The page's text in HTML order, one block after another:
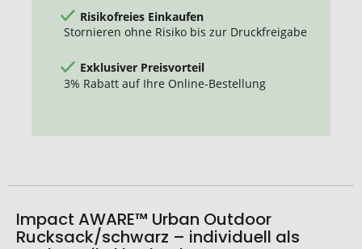
Risikofreies Einkaufen
Stornieren ohne Risiko bis zur Druckfreigabe
Exklusiver Preisvorteil
3% Rabatt auf Ihre Online-Bestellung
Impact AWARE™ Urban Outdoor
Rucksack/schwarz – individuell als